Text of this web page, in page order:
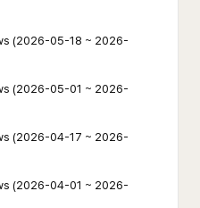
(2026-05-18 ~ 2026-
(2026-05-01 ~ 2026-
(2026-04-17 ~ 2026-
(2026-04-01 ~ 2026-